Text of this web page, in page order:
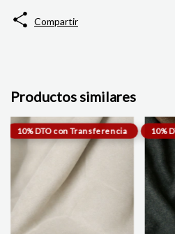
Compartir
Productos similares